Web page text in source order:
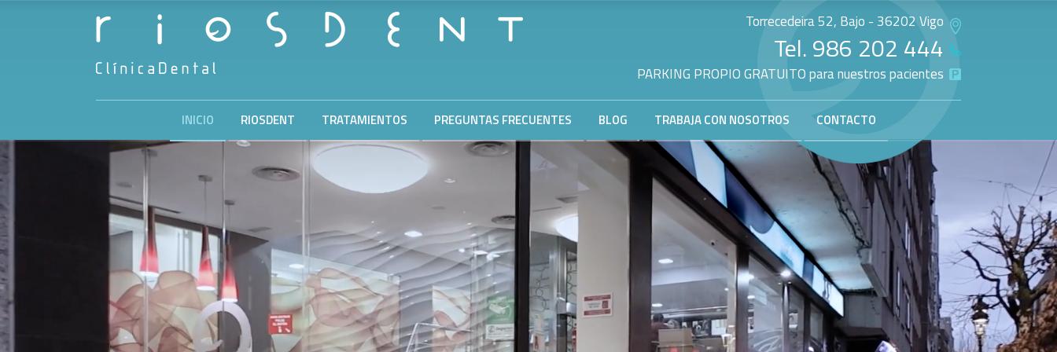
Torrecedeira 52, Bajo - 36202 Vigo
Tel.986 202 444
PARKING PROPIO GRATUITO para nuestros pacientes
INICIO RIOSDENT TRATAMIENTOS PREGUNTAS FRECUENTES BLOG TRABAJA CON NOSOTROS CONTACTO